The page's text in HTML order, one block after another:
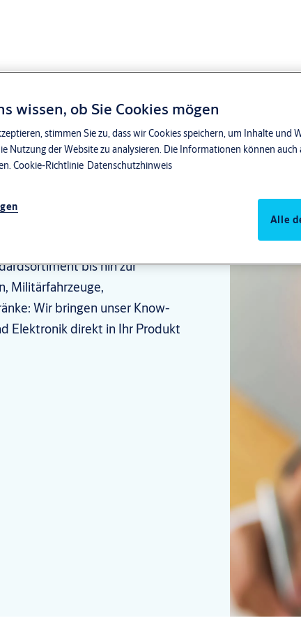
OEM
die eine zuverlässige Schliess-
Ihr Partner für individuelle
bis hin zur
Militärfahrzeuge,
Wir bringen unser Know-
Elektronik direkt in Ihr Produkt
wissen, ob Sie Cookies mögen
stimmen Sie zu, dass wir Cookies speichern, um Inhalte
Nutzung der Website zu analysieren. Die Informationen können
Cookie-Richtlinie Datenschutzhinweis
Alle